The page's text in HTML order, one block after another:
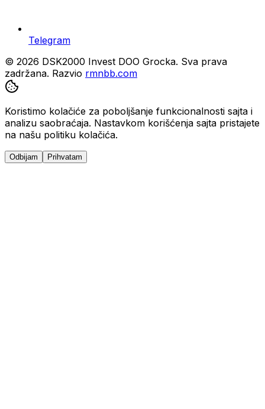
Telegram
© 2026 DSK2000 Invest DOO Grocka. Sva prava
zadržana. Razvio rmnbb.com
Koristimo kolačiće za poboljšanje funkcionalnosti sajta i
analizu saobraćaja. Nastavkom korišćenja sajta pristajete
na našu politiku kolačića.
Odbijam Prihvatam